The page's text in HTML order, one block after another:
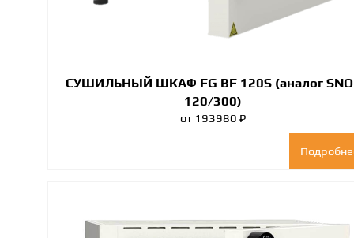
СУШИЛЬНЫЙ ШКАФ FG BF 120S (аналог
120/300)
от 193980 ₽